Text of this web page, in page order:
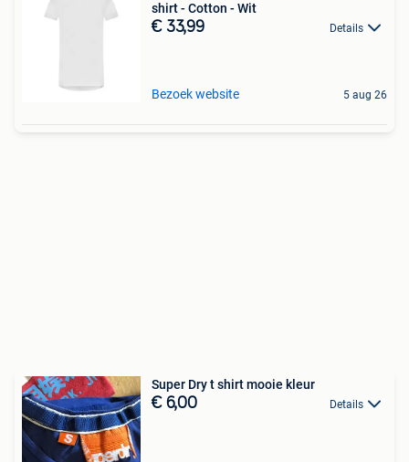
shirt - Cotton - Wit
€ 33,99 Details
Bezoek website 5 aug 26
Super Dry t shirt mooie kleur
€ 6,00 Details